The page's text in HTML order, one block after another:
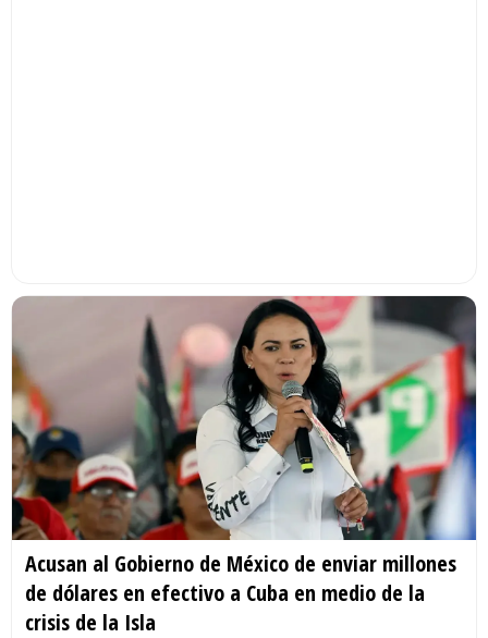
Acusan al Gobierno de México de enviar millones
de dólares en efectivo a Cuba en medio de la
crisis de la Isla